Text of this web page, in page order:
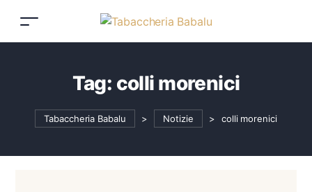
Tag: colli morenici
Tabaccheria Babalu > Notizie > colli morenici